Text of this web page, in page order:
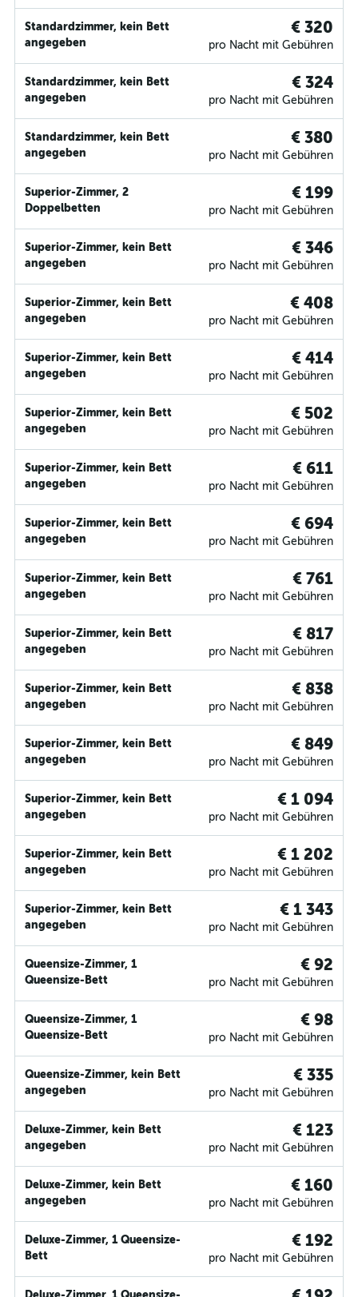
Standardzimmer, kein Bett
angegeben
€ 320
pro Nacht mit Gebühren
Standardzimmer, kein Bett
angegeben
€ 324
pro Nacht mit Gebühren
Standardzimmer, kein Bett
angegeben
€ 380
pro Nacht mit Gebühren
Superior-Zimmer, 2
Doppelbetten
€ 199
pro Nacht mit Gebühren
Superior-Zimmer, kein Bett
angegeben
€ 346
pro Nacht mit Gebühren
Superior-Zimmer, kein Bett
angegeben
€ 408
pro Nacht mit Gebühren
Superior-Zimmer, kein Bett
angegeben
€ 414
pro Nacht mit Gebühren
Superior-Zimmer, kein Bett
angegeben
€ 502
pro Nacht mit Gebühren
Superior-Zimmer, kein Bett
angegeben
€ 611
pro Nacht mit Gebühren
Superior-Zimmer, kein Bett
angegeben
€ 694
pro Nacht mit Gebühren
Superior-Zimmer, kein Bett
angegeben
€ 761
pro Nacht mit Gebühren
Superior-Zimmer, kein Bett
angegeben
€ 817
pro Nacht mit Gebühren
Superior-Zimmer, kein Bett
angegeben
€ 838
pro Nacht mit Gebühren
Superior-Zimmer, kein Bett
angegeben
€ 849
pro Nacht mit Gebühren
Superior-Zimmer, kein Bett
angegeben
€ 1 094
pro Nacht mit Gebühren
Superior-Zimmer, kein Bett
angegeben
€ 1 202
pro Nacht mit Gebühren
Superior-Zimmer, kein Bett
angegeben
€ 1 343
pro Nacht mit Gebühren
Queensize-Zimmer, 1
Queensize-Bett
€ 92
pro Nacht mit Gebühren
Queensize-Zimmer, 1
Queensize-Bett
€ 98
pro Nacht mit Gebühren
Queensize-Zimmer, kein Bett
angegeben
€ 335
pro Nacht mit Gebühren
Deluxe-Zimmer, kein Bett
angegeben
€ 123
pro Nacht mit Gebühren
Deluxe-Zimmer, kein Bett
angegeben
€ 160
pro Nacht mit Gebühren
Deluxe-Zimmer, 1 Queensize-
Bett
€ 192
pro Nacht mit Gebühren